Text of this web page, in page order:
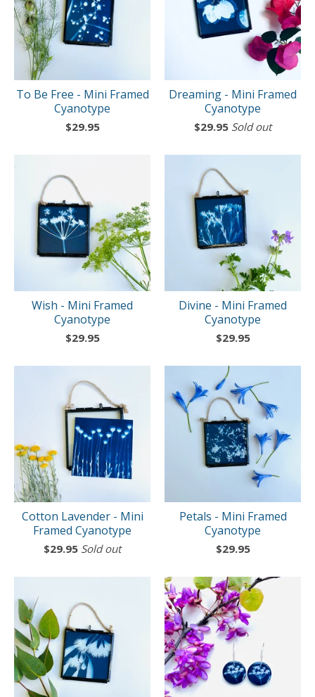
To Be Free - Mini Framed
Cyanotype
$29.95
Dreaming - Mini Framed
Cyanotype
$29.95 Sold out
Wish - Mini Framed
Cyanotype
$29.95
Divine - Mini Framed
Cyanotype
$29.95
Cotton Lavender - Mini
Framed Cyanotype
$29.95 Sold out
Petals - Mini Framed
Cyanotype
$29.95